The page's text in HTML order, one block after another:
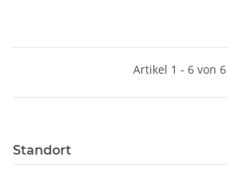
Artikel 1 - 6 von 6
Standort